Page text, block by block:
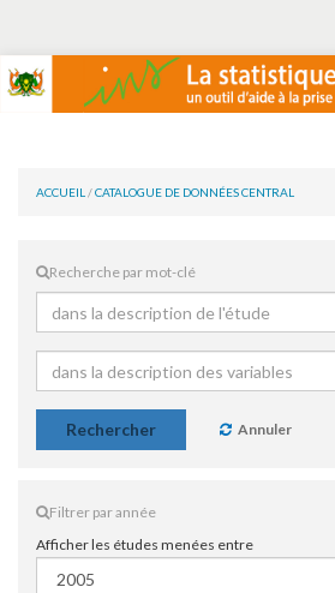
ACCUEIL /CATALOGUE DE DONNÉES CENTRAL
Recherche par mot-clé
Rechercher Annuler
Filtrer par année
Afficher les études menées entre